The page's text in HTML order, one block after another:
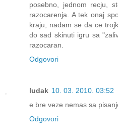
posebno, jednom recju,
razocarenja. A tek onaj
kraju, nadam se da ce
do sad skinuti igru sa
razocaran.
Odgovori
ludak 10. 03. 2010. 03:52
e bre veze nemas sa
Odgovori